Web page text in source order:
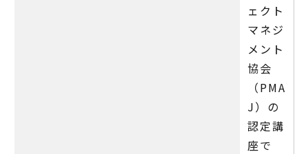
ェクト
マネジ
メント
協会
（PMA
J）の
認定講
座で